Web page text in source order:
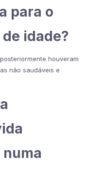
para o
idade?
houveram
não saudáveis e